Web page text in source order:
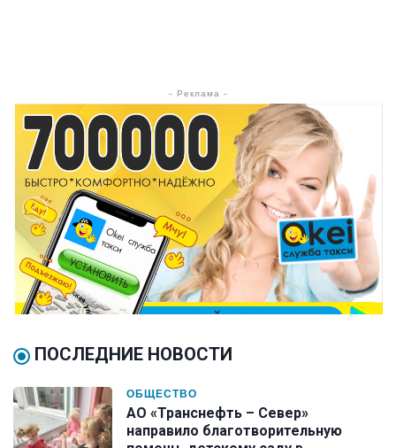
- Реклама -
ПОСЛЕДНИЕ НОВОСТИ
ОБЩЕСТВО
АО «Транснефть – Север»
направило благотворительную